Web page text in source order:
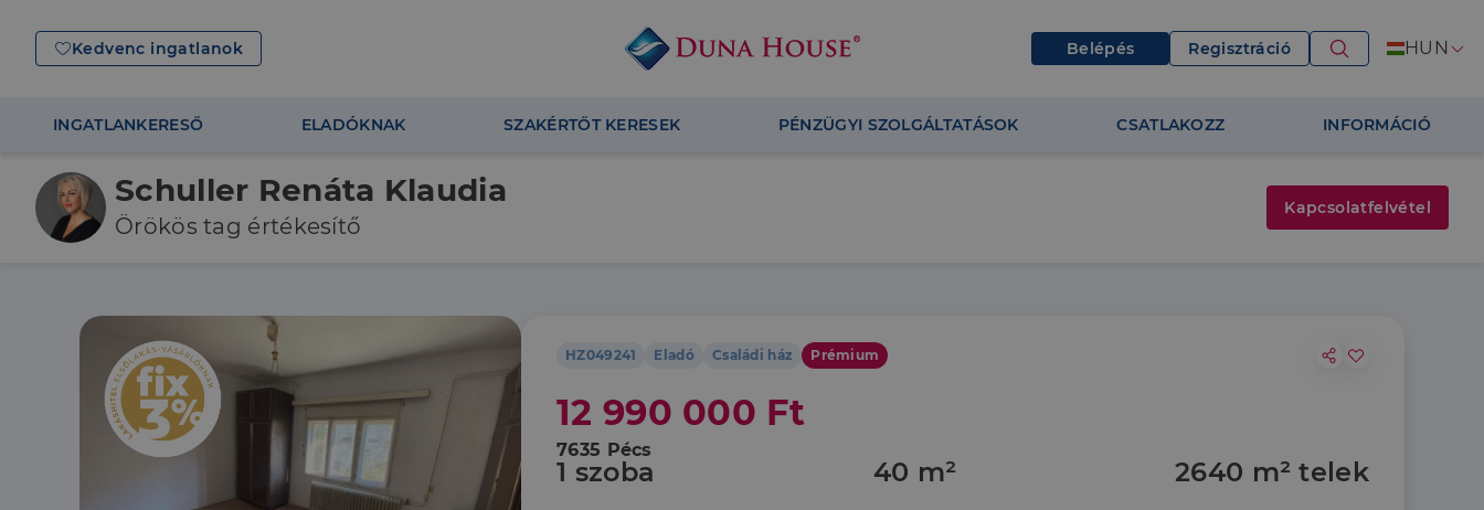
Kedvenc ingatlanok Belépés Regisztráció HUN
INGATLANKERESŐ ELADÓKNAK SZAKÉRTŐT KERESEK PÉNZÜGYI SZOLGÁLTATÁSOK CSATLAKOZZ INFORMÁCIÓ
HZ049241 Eladó Családi ház Prémium
12 990 000 Ft
7635 Pécs
1 szoba 40 m² 2640 m² telek
Schuller Renáta Klaudia
Örökös tag értékesítő
Kapcsolatfelvétel